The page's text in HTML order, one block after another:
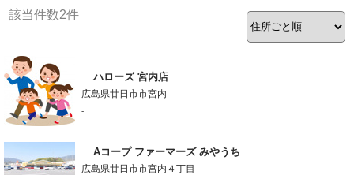
該当件数2件
ハローズ 宮内店
広島県廿日市市宮内
-
Aコープ ファーマーズ みやうち
広島県廿日市市宮内４丁目